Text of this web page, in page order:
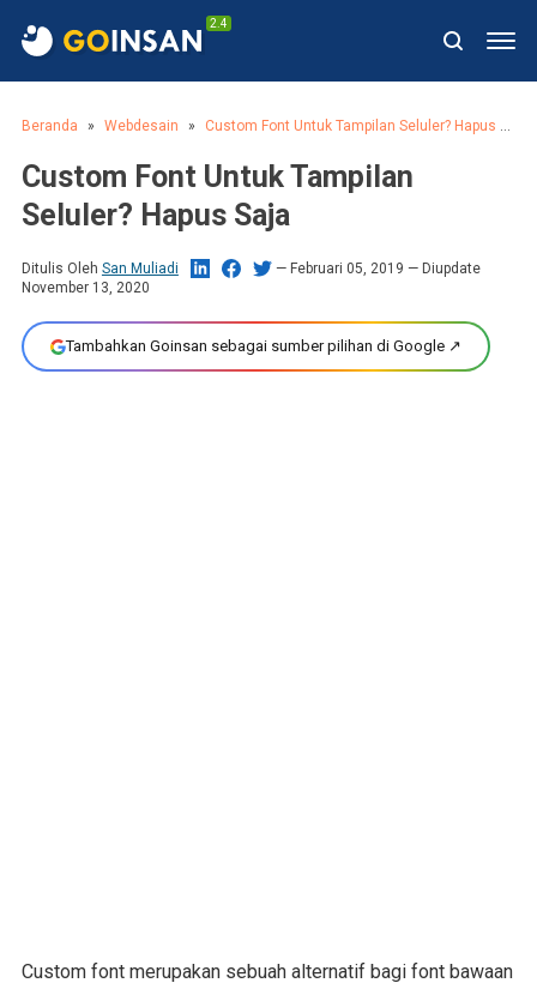
2.4
Beranda Webdesain Custom Font Untuk Tampilan Seluler? Hapus Saja
Custom Font Untuk Tampilan
Seluler? Hapus Saja
Ditulis Oleh San Muliadi Februari 05, 2019 — Diupdate
November 13, 2020
Tambahkan Goinsan sebagai sumber pilihan di Google ↗
Custom font merupakan sebuah alternatif bagi font bawaan